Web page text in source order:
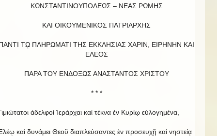
ΚΩΝΣΤΑΝΤΙΝΟΥΠΟΛΕΩΣ – ΝΕΑΣ ΡΩΜΗΣ
ΚΑΙ ΟΙΚΟΥΜΕΝΙΚΟΣ ΠΑΤΡΙΑΡΧΗΣ
Τῼ ΠΛΗΡΩΜΑΤΙ ΤΗΣ ΕΚΚΛΗΣΙΑΣ ΧΑΡΙΝ, ΕΙΡΗΝΗΝ ΚΑΙ
EΛΕΟΣ
ΠΑΡΑ ΤΟΥ ΕΝΔΟΞΩΣ ΑΝΑΣΤΑΝΤΟΣ ΧΡΙΣΤΟΥ
* * *
ἀδελφοί Ἱεράρχαι καί τέκνα ἐν Κυρίῳ εὐλογημένα,
καί δυνάμει Θεοῦ διαπλεύσαντες ἐν προσευχῇ καί νηστείᾳ